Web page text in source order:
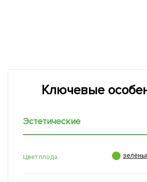
Ключевые
Эстетические
Цвет плода 